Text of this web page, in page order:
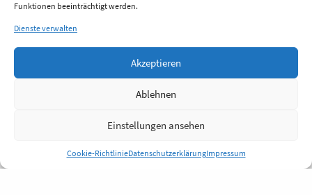
Funktionen beeinträchtigt werden.
Dienste verwalten
Akzeptieren
Ablehnen
Einstellungen ansehen
Cookie-RichtlinieDatenschutzerklärungImpressum